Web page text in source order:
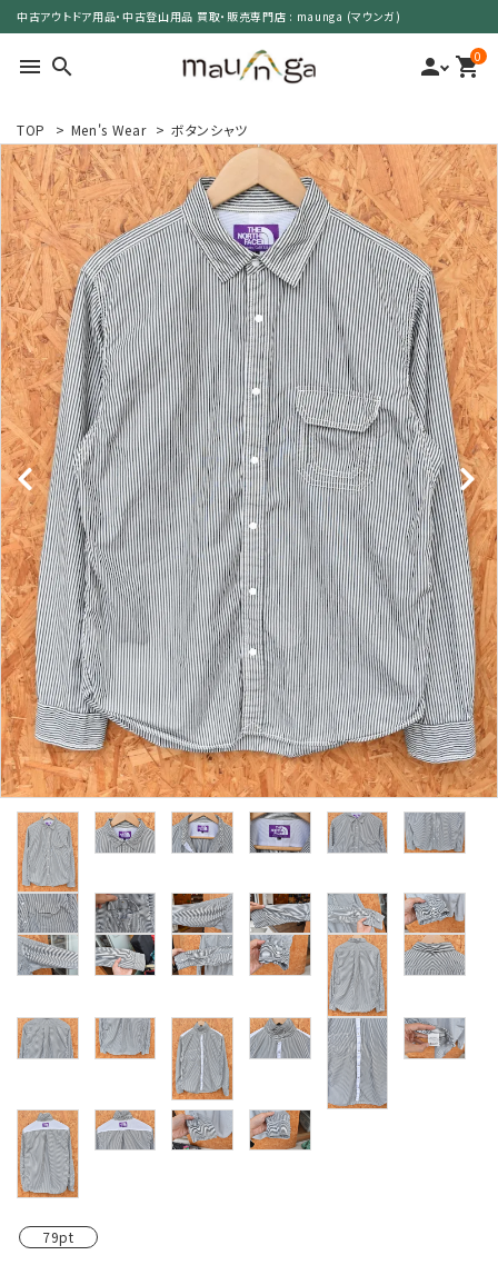
中古アウトドア用品・中古登山用品 買取・販売専門店 : maunga (マウンガ)
menu search person 0
shopping_cart
search
カテゴリーで選ぶ
サイズで選ぶ
特集で選ぶ
価格で選ぶ
買取案内
レンタル・修理
店舗情報
POLICY
INFORMATION
ACCOUNT MENU
ようこそ ゲスト 様
meeting_room ログイン person 新規会員登録
TOP > Men's Wear > ボタンシャツ
79pt